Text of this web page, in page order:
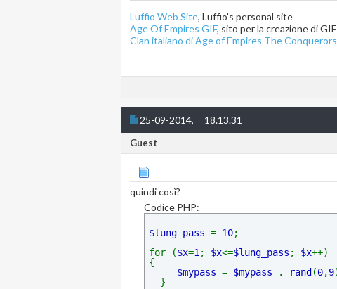
Luffio Web Site, Luffio's personal site
Age Of Empires GIF, sito per la creazione di
Clan italiano di Age of Empires The Conquerors
25-09-2014, 18.13.31
Guest
quindi così?
Codice PHP:
$lung_pass = 10;
for ($x=1 ; $x<=$lung_pass ; $x++)
{
$mypass = $mypass . rand (0,9
  }